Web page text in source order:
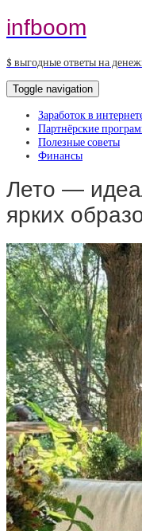
infboom
$ выгодные ответы на
Toggle navigation
Заработок в
Партнёрские
Полезные советы
Финансы
Лето —
ярких